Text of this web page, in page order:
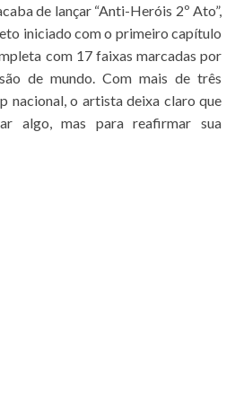
de lançar “Anti-Heróis 2º Ato”,
iniciado com o primeiro capítulo
com 17 faixas marcadas por
de mundo. Com mais de três
nacional, o artista deixa claro que
algo, mas para reafirmar sua